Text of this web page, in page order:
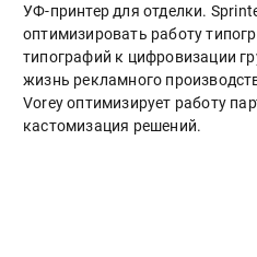
УФ-принтер для отделки.
оптимизировать работу
типографий к цифровизации
жизнь рекламного
Vorey оптимизирует работу
кастомизация решений.